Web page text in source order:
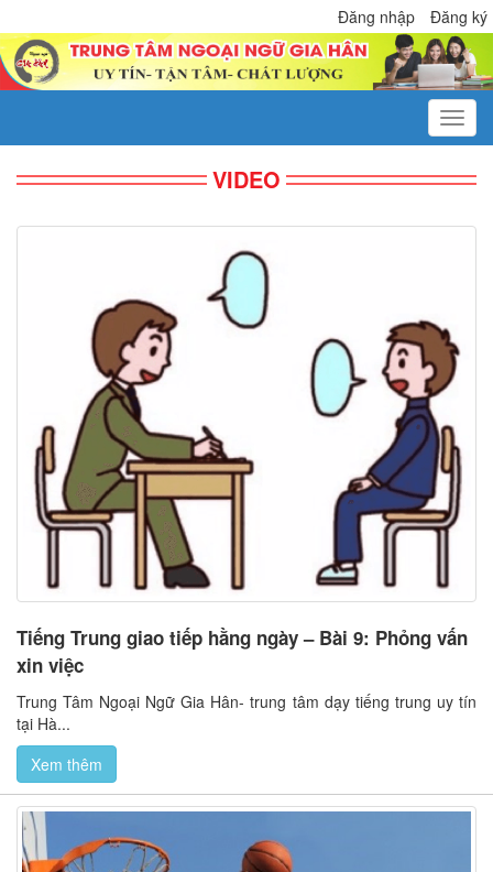
Đăng nhập Đăng ký
VIDEO
Tiếng Trung giao tiếp hằng ngày – Bài 9: Phỏng vấn
xin việc
Trung Tâm Ngoại Ngữ Gia Hân- trung tâm dạy tiếng trung uy tín
tại Hà...
Xem thêm